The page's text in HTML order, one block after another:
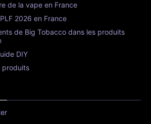
de la vape en France
2026 en France
de Big Tobacco dans les produits
DIY
produits